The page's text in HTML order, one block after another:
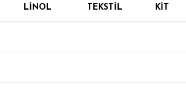
LINOL TEKSTIL KIT